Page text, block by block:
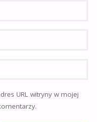
URL witryny w mojej